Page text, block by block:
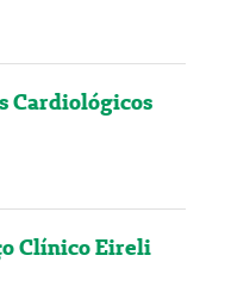
Cardiológicos
Clínico Eireli